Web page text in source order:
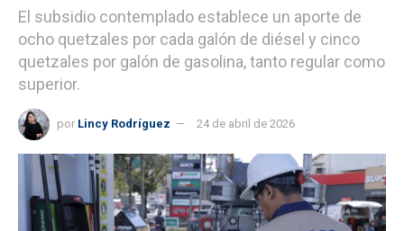
El subsidio contemplado establece un aporte de
ocho quetzales por cada galón de diésel y cinco
quetzales por galón de gasolina, tanto regular como
superior.
por Lincy Rodríguez 24 de abril de 2026